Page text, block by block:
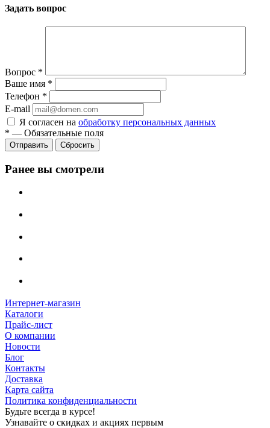
Задать вопрос
Вопрос *
Ваше имя *
Телефон *
E-mail
Я согласен на обработку персональных данных
* — Обязательные поля
Сбросить
Ранее вы смотрели
Интернет-магазин
Каталоги
Прайс-лист
О компании
Новости
Блог
Контакты
Доставка
Карта сайта
Политика конфиденциальности
Будьте всегда в курсе!
Узнавайте о скидках и акциях первым